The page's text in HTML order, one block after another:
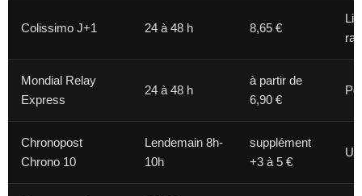
Colissimo J+1 24 à 48 h 8,65 €
Mondial Relay
Express
24 à 48 h
à partir de
6,90 €
Chronopost
Chrono 10
Lendemain 8h-
10h
supplément
+3 à 5 €